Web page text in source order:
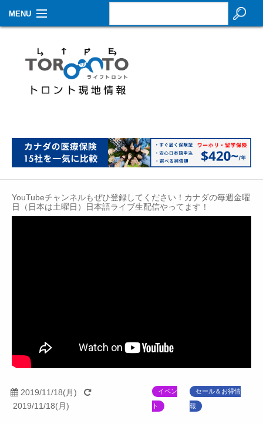
MENU
生活情報
その他
イベントカレンダー
Contact
YouTubeチャンネルもぜひ登録してください！カナダの毎週金曜
日（日本は土曜日）日本語ライブ生配信やってます！
2019/11/18(月)
2019/11/18(月)
イベン
ト
セール＆お得情
報